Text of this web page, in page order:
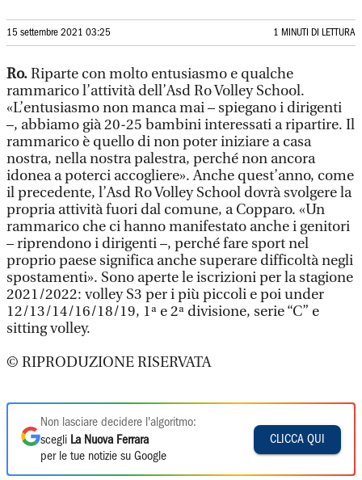
15 settembre 2021 03:25 1 MINUTI DI LETTURA
Ro.Riparte con molto entusiasmo e qualche
rammarico l’attività dell’Asd Ro Volley School.
«L’entusiasmo non manca mai – spiegano i dirigenti
–, abbiamo già 20-25 bambini interessati a ripartire. Il
rammarico è quello di non poter iniziare a casa
nostra, nella nostra palestra, perché non ancora
idonea a poterci accogliere». Anche quest’anno, come
il precedente, l’Asd Ro Volley School dovrà svolgere la
propria attività fuori dal comune, a Copparo. «Un
rammarico che ci hanno manifestato anche i genitori
– riprendono i dirigenti –, perché fare sport nel
proprio paese significa anche superare difficoltà negli
spostamenti». Sono aperte le iscrizioni per la stagione
2021/2022: volley S3 per i più piccoli e poi under
12/13/14/16/18/19, 1ª e 2ª divisione, serie “C” e
sitting volley.
© RIPRODUZIONE RISERVATA
Non lasciare decidere l'algoritmo:
scegli La Nuova Ferrara
per le tue notizie su Google
CLICCA QUI